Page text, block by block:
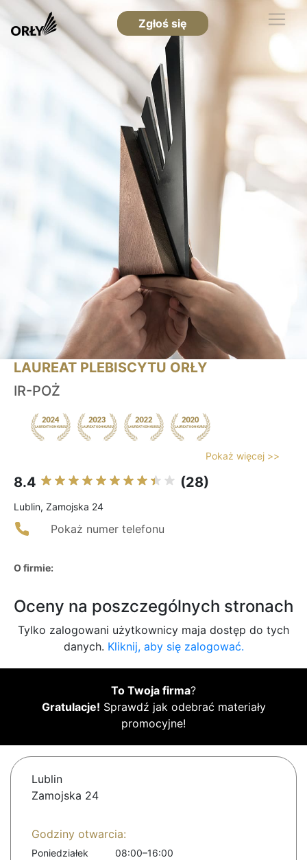
Zgłoś się
LAUREAT PLEBISCYTU ORŁY
IR-POŻ
Pokaż więcej >>
8.4 (28)
Lublin, Zamojska 24
Pokaż numer telefonu
O firmie:
Oceny na poszczególnych stronach
Tylko zalogowani użytkownicy maja dostęp do tych
danych. Kliknij, aby się zalogować.
To Twoja firma?
Gratulacje! Sprawdź jak odebrać materiały
promocyjne!
Lublin
Zamojska 24
Godziny otwarcia:
Poniedziałek
08:00–16:00